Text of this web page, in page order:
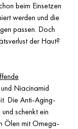
beim Einsetzen
werden und die
passen. Doch
der Haut?
Niacinamid
Die Anti-Aging-
schenkt ein
Ölen mit Omega-